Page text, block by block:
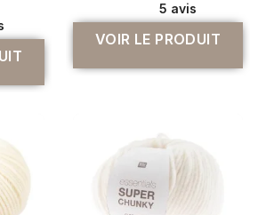
5 avis
VOIR LE PRODUIT